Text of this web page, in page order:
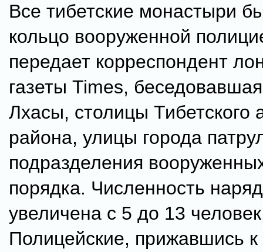
Все тибетские монастыри
кольцо вооруженной
передает корреспондент
газеты Times,
Лхасы, столицы Тибетского
района, улицы города
подразделения
порядка. Численность
увеличена с 5 до 13
Полицейские, прижавшись к